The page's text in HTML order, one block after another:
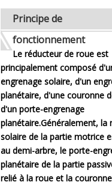
Principe de
fonctionnement
Le réducteur de roue est
principalement composé
engrenage solaire, d'un
planétaire, d'une couronne
d'un porte-engrenage
planétaire.Généralement, la
solaire de la partie motrice
au demi-arbre, le porte-
planétaire de la partie
relié à la roue et la